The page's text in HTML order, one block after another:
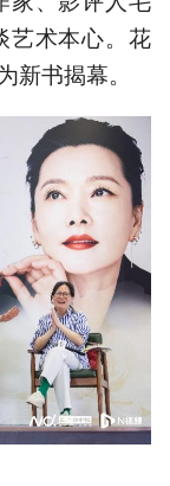
艺术本心。花
书揭幕。